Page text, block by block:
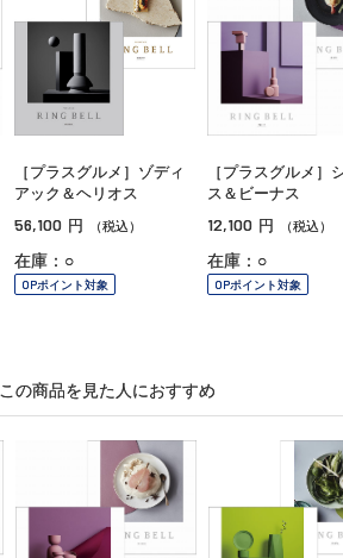
［プラスグルメ］ゾディ
アック＆ヘリオス
56,100 円 （税込）
在庫：○
OPポイント対象
［プラスグルメ］
ス＆ビーナス
12,100 円 （税込）
在庫：○
OPポイント対象
この商品を見た人におすすめ